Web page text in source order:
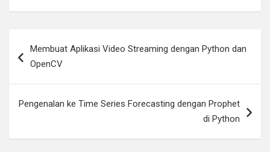
posMembuat Aplikasi Video Streaming dengan Python dan
OpenCV
Pengenalan ke Time Series Forecasting dengan Prophet
di Python